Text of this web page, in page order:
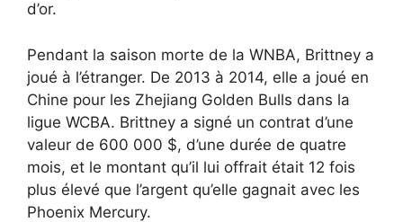
d’or.
Pendant la saison morte de la WNBA, Brittney a
joué à l’étranger. De 2013 à 2014, elle a joué en
Chine pour les Zhejiang Golden Bulls dans la
ligue WCBA. Brittney a signé un contrat d’une
valeur de 600 000 $, d’une durée de quatre
mois, et le montant qu’il lui offrait était 12 fois
plus élevé que l’argent qu’elle gagnait avec les
Phoenix Mercury.